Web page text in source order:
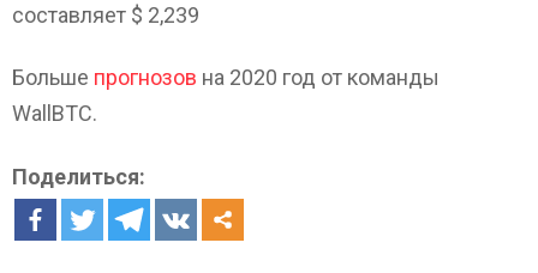
составляет $ 2,239
Больше прогнозов на 2020 год от команды
WallBTC.
Поделиться: